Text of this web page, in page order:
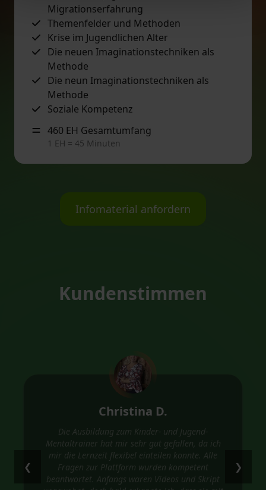
Migrationserfahrung
Themenfelder und Methoden
Krise im Jugendlichen Alter
Die neuen Imaginationstechniken als
Methode
Die neun Imaginationstechniken als
Methode
Soziale Kompetenz
460 EH Gesamtumfang
1 EH = 45 Minuten
Infomaterial anfordern
Kundenstimmen
Christina D.
Die Ausbildung zum Kinder- und Jugend-
Mentaltrainer hat mir sehr gut gefallen, da ich
mir die Lernzeit flexibel einteilen konnte. Alle
Fragen zur Plattform wurden kompetent
beantwortet. Anfangs waren Videos und Skript
❮ ❯